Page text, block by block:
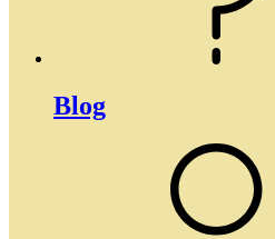
Blog